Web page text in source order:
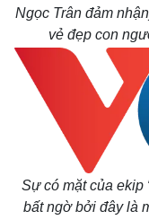
Ngọc Trân đảm
vẻ đẹp con
Sự có mặt của ekip
bất ngờ bởi đây là